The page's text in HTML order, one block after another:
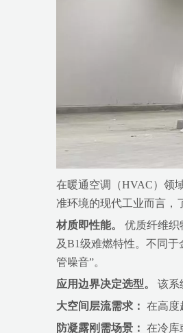
在暖通空调（HVAC）领
准环境的现代工业而言，
材质即性能。
优质纤维
及B1级难燃特性。不同于
管噪音”。
应用边界决定选型。
该
大空间层流需求：
在高
防凝露刚需场景：
在冷